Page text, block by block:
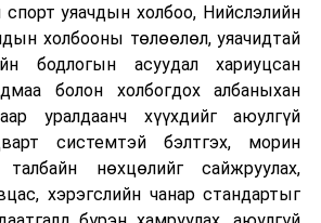
уяачдын холбоо, Нийслэлийн
холбооны төлөөлөл, уяачидтай
бодлогын асуудал хариуцсан
болон холбогдох албаныхан
уралдаанч хүүхдийг аюулгүй
системтэй бэлтгэх, морин
нөхцөлийг сайжруулах,
хэрэгслийн чанар стандартыг